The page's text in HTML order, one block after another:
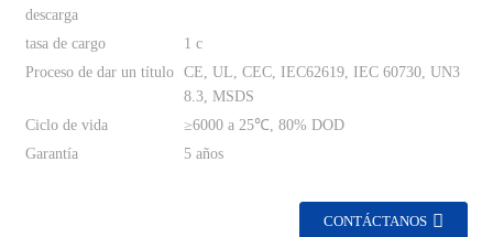
descarga
tasa de cargo
1 c
Proceso de dar un título
CE, UL, CEC, IEC62619, IEC 60730, UN3
8.3, MSDS
Ciclo de vida
≥6000 a 25℃, 80% DOD
Garantía
5 años
CONTÁCTANOS